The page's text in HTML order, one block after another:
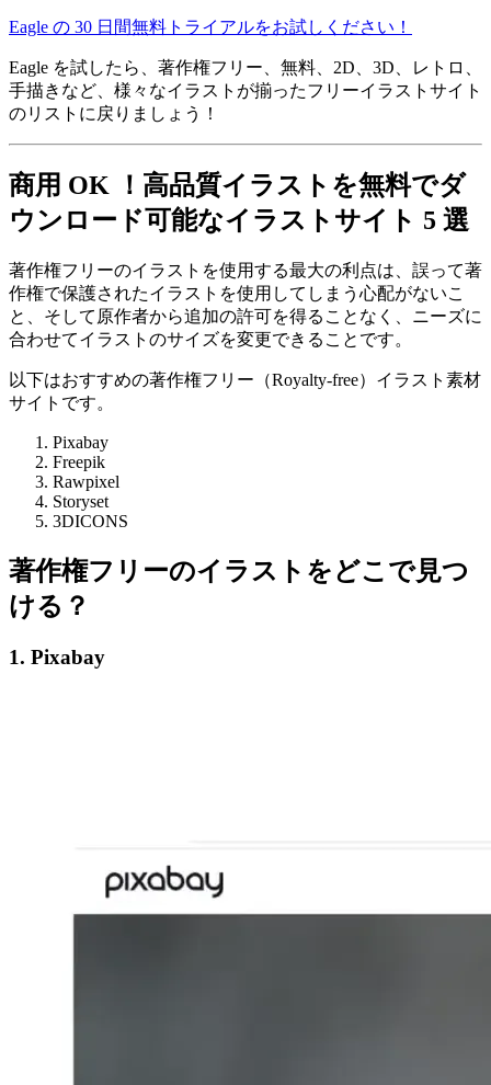
Eagle の 30 日間無料トライアルをお試しください！
Eagle を試したら、著作権フリー、無料、2D、3D、レトロ、
手描きなど、様々なイラストが揃ったフリーイラストサイト
のリストに戻りましょう！
商用 OK ！高品質イラストを無料でダ
ウンロード可能なイラストサイト 5 選
著作権フリーのイラストを使用する最大の利点は、誤って著
作権で保護されたイラストを使用してしまう心配がないこ
と、そして原作者から追加の許可を得ることなく、ニーズに
合わせてイラストのサイズを変更できることです。
以下はおすすめの著作権フリー（Royalty-free）イラスト素材
サイトです。
Pixabay
Freepik
Rawpixel
Storyset
3DICONS
著作権フリーのイラストをどこで見つ
ける？
1. Pixabay